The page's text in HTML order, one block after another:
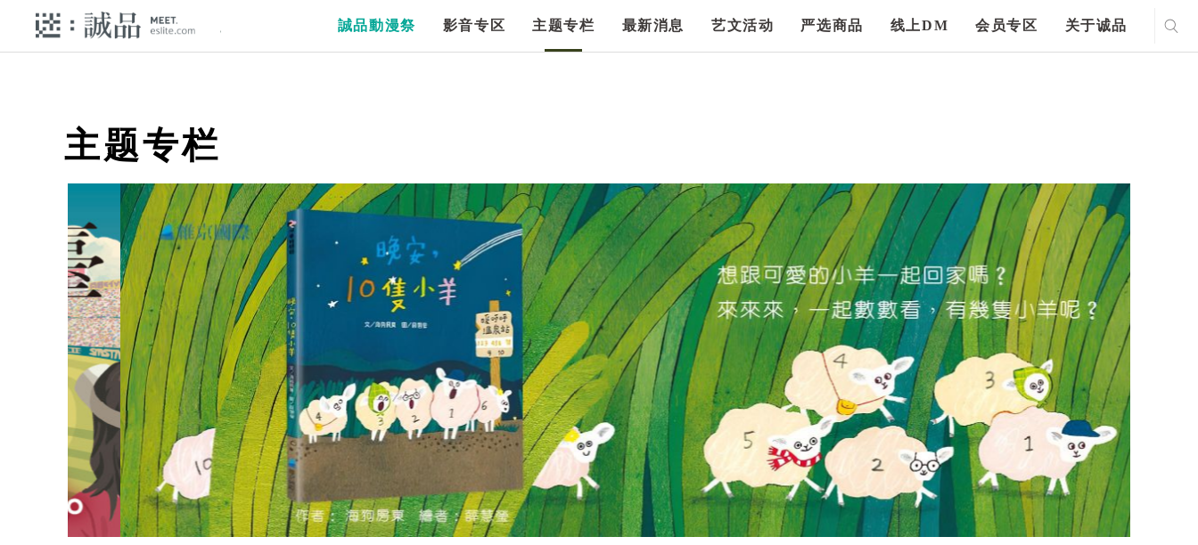
誠品動漫祭 影音专区 主题专栏 最新消息 艺文活动 严选商品 线上DM 会员专区 关于诚品
主题专栏